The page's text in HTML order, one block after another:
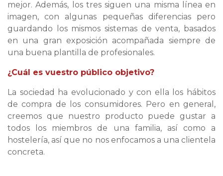
mejor. Además, los tres siguen una misma línea en
imagen, con algunas pequeñas diferencias pero
guardando los mismos sistemas de venta, basados
en una gran exposición acompañada siempre de
una buena plantilla de profesionales.
¿Cuál es vuestro público objetivo?
La sociedad ha evolucionado y con ella los hábitos
de compra de los consumidores. Pero en general,
creemos que nuestro producto puede gustar a
todos los miembros de una familia, así como a
hostelería, así que no nos enfocamos a una clientela
concreta.